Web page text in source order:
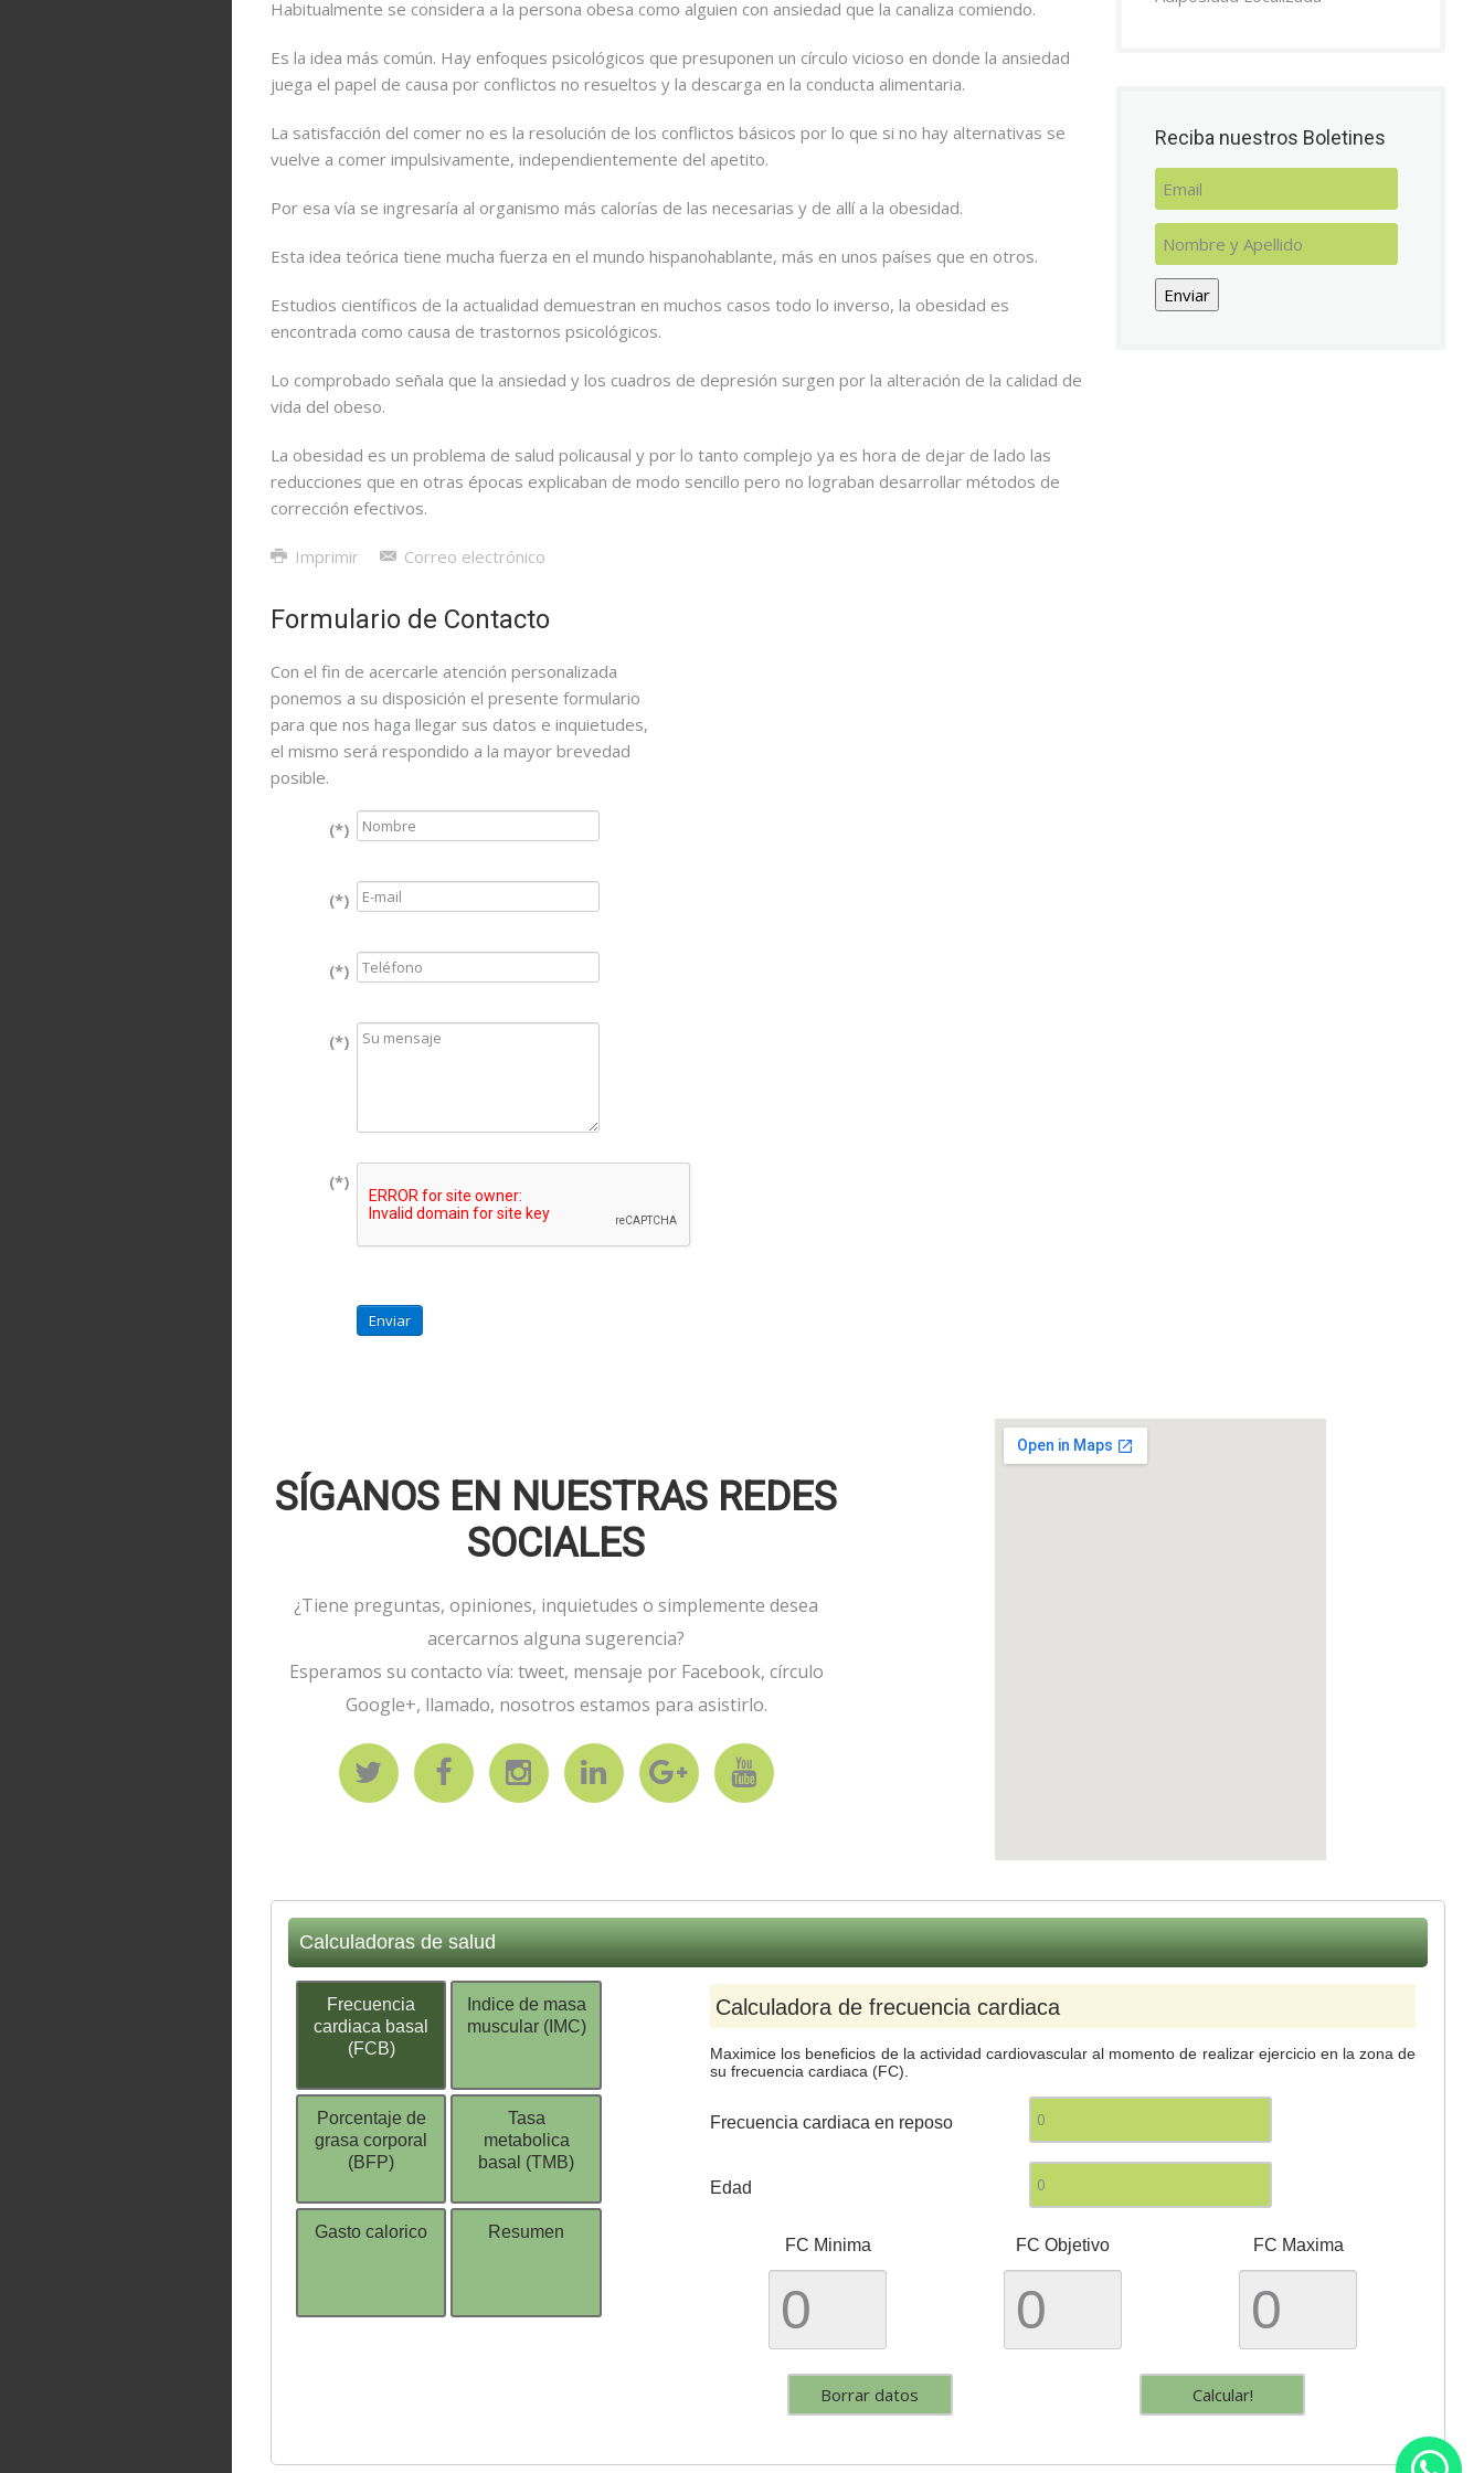
Habitualmente se considera a la persona obesa como alguien con ansiedad que la canaliza comiendo.
Es la idea más común. Hay enfoques psicológicos que presuponen un círculo vicioso en donde la ansiedad
juega el papel de causa por conflictos no resueltos y la descarga en la conducta alimentaria.
La satisfacción del comer no es la resolución de los conflictos básicos por lo que si no hay alternativas se
vuelve a comer impulsivamente, independientemente del apetito.
Por esa vía se ingresaría al organismo más calorías de las necesarias y de allí a la obesidad.
Esta idea teórica tiene mucha fuerza en el mundo hispanohablante, más en unos países que en otros.
Estudios científicos de la actualidad demuestran en muchos casos todo lo inverso, la obesidad es
encontrada como causa de trastornos psicológicos.
Lo comprobado señala que la ansiedad y los cuadros de depresión surgen por la alteración de la calidad de
vida del obeso.
La obesidad es un problema de salud policausal y por lo tanto complejo ya es hora de dejar de lado las
reducciones que en otras épocas explicaban de modo sencillo pero no lograban desarrollar métodos de
corrección efectivos.
Imprimir Correo electrónico
Formulario de Contacto
Con el fin de acercarle atención personalizada
ponemos a su disposición el presente formulario
para que nos haga llegar sus datos e inquietudes,
el mismo será respondido a la mayor brevedad
posible.
(*)
(*)
(*)
(*)
(*)
Enviar
Reciba nuestros Boletines
Enviar
SÍGANOS EN NUESTRAS REDES
SOCIALES
¿Tiene preguntas, opiniones, inquietudes o simplemente desea
acercarnos alguna sugerencia?
Esperamos su contacto vía: tweet, mensaje por Facebook, círculo
Google+, llamado, nosotros estamos para asistirlo.
Calculadoras de salud
Frecuencia
cardiaca basal
(FCB)
Indice de masa
muscular (IMC)
Porcentaje de
grasa corporal
(BFP)
Tasa
metabolica
basal (TMB)
Gasto calorico Resumen
Calculadora de frecuencia cardiaca
Maximice los beneficios de la actividad cardiovascular al momento de realizar ejercicio en la zona de
su frecuencia cardiaca (FC).
Frecuencia cardiaca en reposo
Edad
FC Minima FC Objetivo FC Maxima